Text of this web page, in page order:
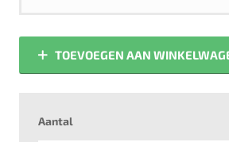
TOEVOEGEN AAN
Aantal